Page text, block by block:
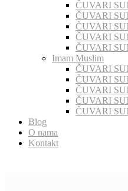
ČUVARI
ČUVARI
ČUVARI
ČUVARI
ČUVARI
Imam Muslim
ČUVARI
ČUVARI
ČUVARI
ČUVARI
ČUVARI
Blog
O nama
Kontakt